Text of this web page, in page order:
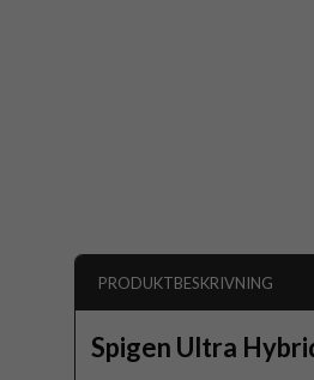
PRODUKTBESKRIVNING
Spigen Ultra